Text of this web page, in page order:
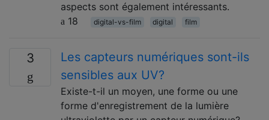
aspects sont également intéressants.
18
digital-vs-film digital film
3
Les capteurs numériques sont-ils
sensibles aux UV?
Existe-t-il un moyen, une forme ou une
forme d'enregistrement de la lumière